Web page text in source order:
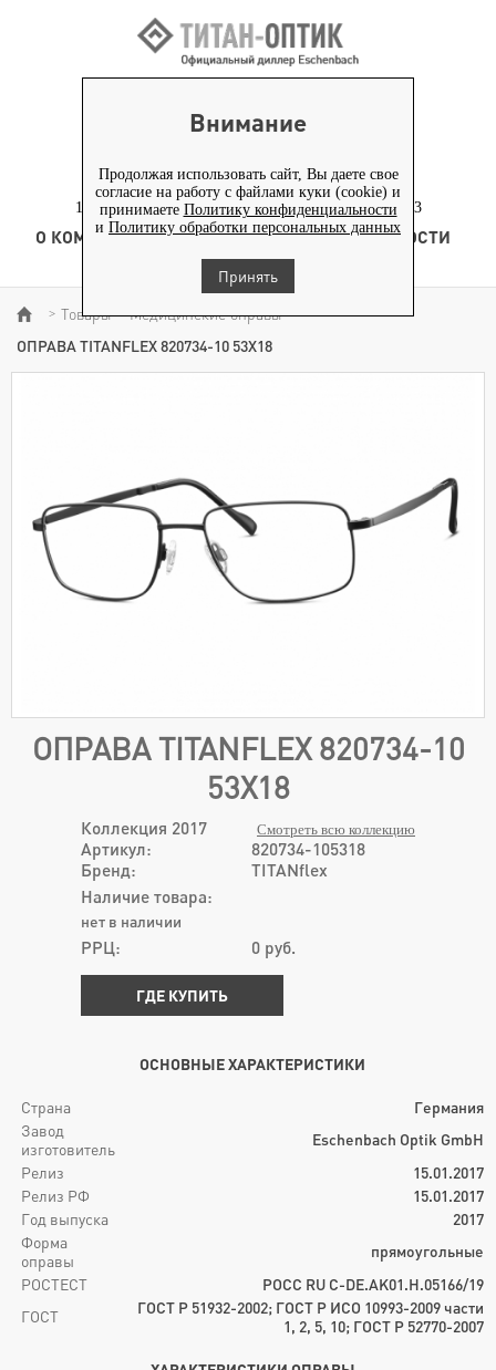
Внимание
Продолжая использовать сайт, Вы даете свое
согласие на работу с файлами куки (cookie) и
принимаете Политику конфиденциальности
и Политику обработки персональных данных
Принять
+7 (495) 653-82-70
117186, г. Москва, Севастопольский проспект, д. 23
О КОМПАНИИ ТОВАРЫ ТЕХНОЛОГИЯ
НОВОСТИ
КОНТЕНТ
> Товары > Медицинские оправы >
ОПРАВА TITANFLEX 820734-10 53Х18
ОПРАВА TITANFLEX 820734-10
53Х18
Коллекция 2017 Смотреть всю коллекцию
Артикул:
820734-105318
Бренд:
TITANflex
Наличие товара:
нет в наличии
РРЦ: 0 руб.
ГДЕ КУПИТЬ
ОСНОВНЫЕ ХАРАКТЕРИСТИКИ
Страна
Германия
Завод
изготовитель
Eschenbach Optik GmbH
Релиз
15.01.2017
Релиз РФ
15.01.2017
Год выпуска
2017
Форма
оправы
прямоугольные
РОСТЕСТ
РОСС RU C-DE.AK01.H.05166/19
ГОСТ
ГОСТ Р 51932-2002; ГОСТ Р ИСО 10993-2009 части
1, 2, 5, 10; ГОСТ Р 52770-2007